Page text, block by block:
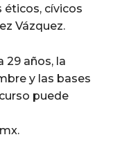
cívicos
Vázquez.
29 años, la
y las bases
puede